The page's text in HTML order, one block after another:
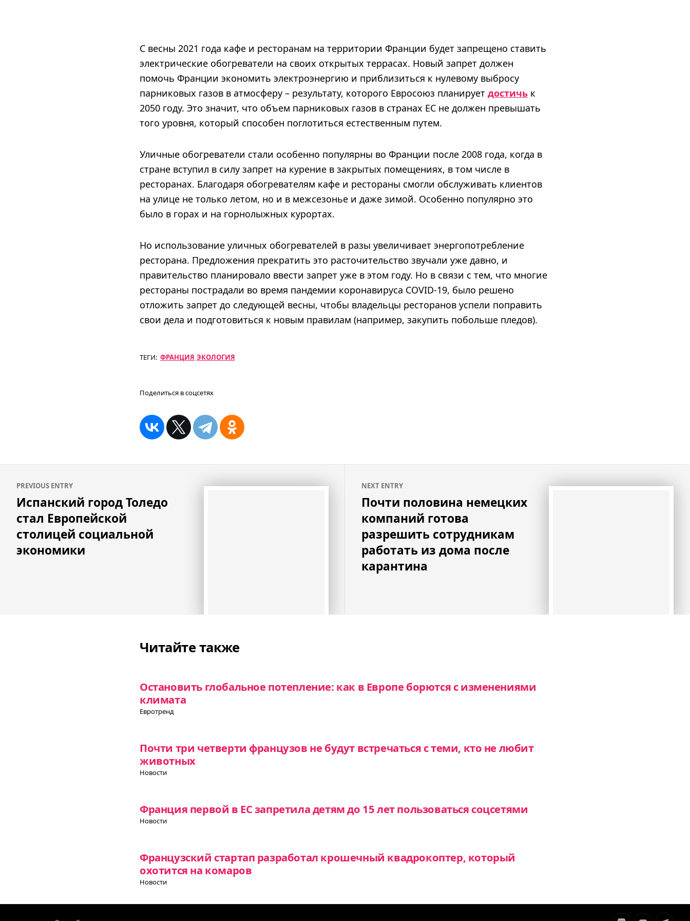
С весны 2021 года кафе и ресторанам на территории Франции будет запрещено ставить
электрические обогреватели на своих открытых террасах. Новый запрет должен
помочь Франции экономить электроэнергию и приблизиться к нулевому выбросу
парниковых газов в атмосферу – результату, которого Евросоюз планирует достичь к
2050 году. Это значит, что объем парниковых газов в странах ЕС не должен превышать
того уровня, который способен поглотиться естественным путем.
Уличные обогреватели стали особенно популярны во Франции после 2008 года, когда в
стране вступил в силу запрет на курение в закрытых помещениях, в том числе в
ресторанах. Благодаря обогревателям кафе и рестораны смогли обслуживать клиентов
на улице не только летом, но и в межсезонье и даже зимой. Особенно популярно это
было в горах и на горнолыжных курортах.
Но использование уличных обогревателей в разы увеличивает энергопотребление
ресторана. Предложения прекратить это расточительство звучали уже давно, и
правительство планировало ввести запрет уже в этом году. Но в связи с тем, что многие
рестораны пострадали во время пандемии коронавируса COVID-19, было решено
отложить запрет до следующей весны, чтобы владельцы ресторанов успели поправить
свои дела и подготовиться к новым правилам (например, закупить побольше пледов).
ТЕГИ: ФРАНЦИЯ ЭКОЛОГИЯ
Поделиться в соцсетях
по
записям
PREVIOUS ENTRY
Испанский город Толедо
стал Европейской
столицей социальной
экономики
NEXT ENTRY
Почти половина немецких
компаний готова
разрешить сотрудникам
работать из дома после
карантина
Читайте также
Остановить глобальное потепление: как в Европе борются с изменениями
климата
Евротренд
Почти три четверти французов не будут встречаться с теми, кто не любит
животных
Новости
Франция первой в ЕС запретила детям до 15 лет пользоваться соцсетями
Новости
Французский стартап разработал крошечный квадрокоптер, который
охотится на комаров
Новости